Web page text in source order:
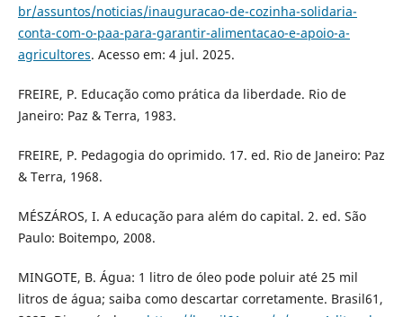
br/assuntos/noticias/inauguracao-de-cozinha-solidaria-
conta-com-o-paa-para-garantir-alimentacao-e-apoio-a-
agricultores. Acesso em: 4 jul. 2025.
FREIRE, P. Educação como prática da liberdade. Rio de
Janeiro: Paz & Terra, 1983.
FREIRE, P. Pedagogia do oprimido. 17. ed. Rio de Janeiro: Paz
& Terra, 1968.
MÉSZÁROS, I. A educação para além do capital. 2. ed. São
Paulo: Boitempo, 2008.
MINGOTE, B. Água: 1 litro de óleo pode poluir até 25 mil
litros de água; saiba como descartar corretamente. Brasil61,